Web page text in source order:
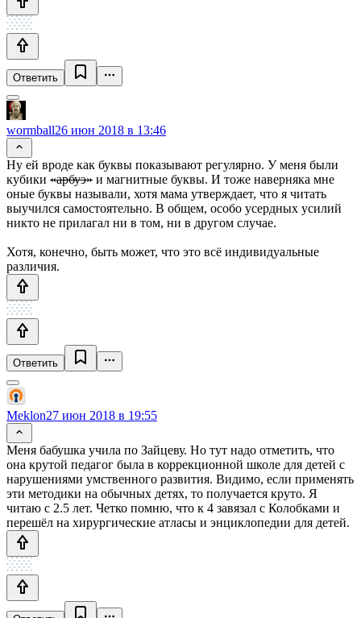
Ответить
wormball26 июн 2018 в 13:46
Ну ей вроде как буквы показывают регулярно. У меня были
кубики «арбуэ» и магнитные буквы. И тоже наверняка мне
оные буквы называли, хотя мама утверждает, что я читать
выучился самостоятельно. В общем, особо усердных усилий
никто не прилагал ни в том, ни в другом случае.
Хотя, конечно, быть может, что это всё индивидуальные
различия.
Ответить
Meklon27 июн 2018 в 19:55
Меня бабушка учила по Зайцеву. Но тут надо отметить, что
она крутой педагог была в коррекционной школе для детей с
нарушениями умственного развития. Видимо, если применять
эти методики на обычных детях, то получается круто. Я
читаю с 2.5 лет. Четко помню, что к 4 завязал с Колобками и
перешёл на хирургические атласы и энциклопедии для детей.